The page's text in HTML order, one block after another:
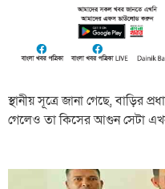
স্থানীয় সূত্রে জানা গেছে, বাড়ির
গেলেও তা কিসের আগুন সেটা